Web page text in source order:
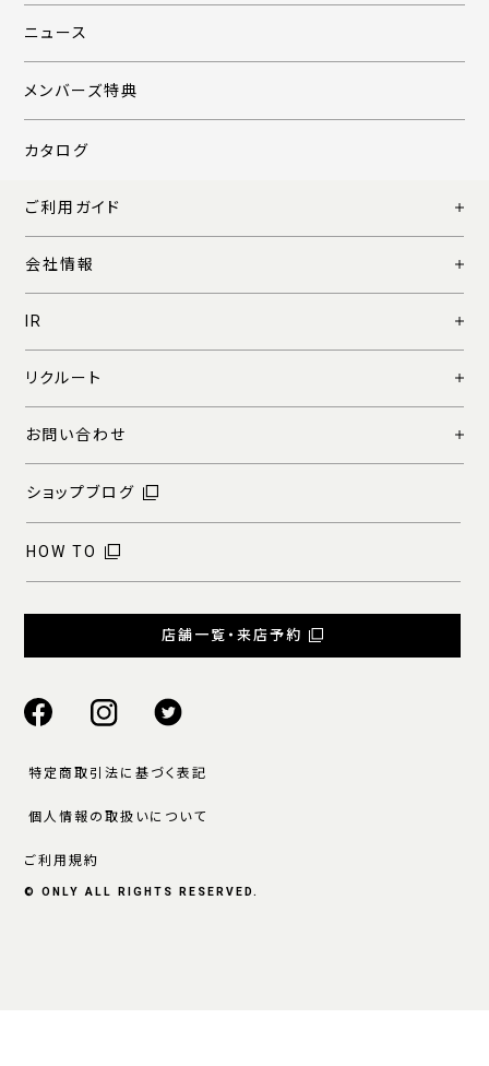
ニュース
メンバーズ特典
カタログ
ご利用ガイド
会社情報
IR
リクルート
お問い合わせ
ショップブログ
HOW TO
店舗一覧・来店予約
特定商取引法に基づく表記
個人情報の取扱いについて
ご利用規約
© ONLY ALL RIGHTS RESERVED.